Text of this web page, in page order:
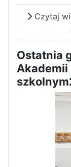
Dni
Czytaj
Ostatnia
Akademii